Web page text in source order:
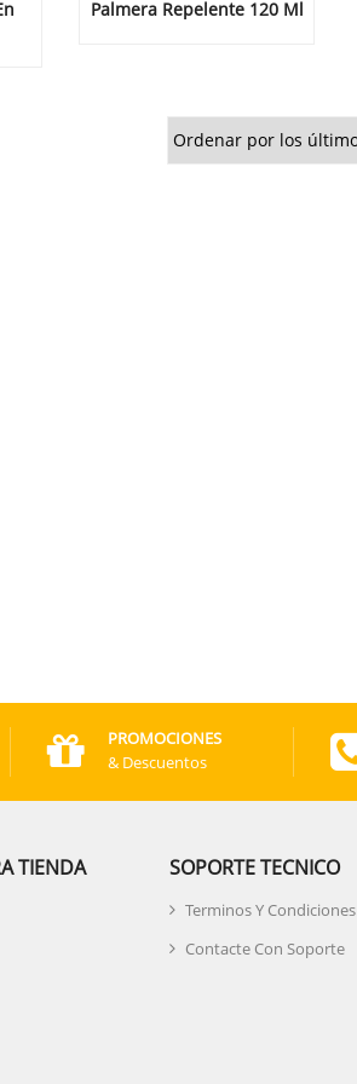
Palmera Repelente 120 Ml
PROMOCIONES
& Descuentos
TIENDA SOPORTE TECNICO
Terminos Y Condiciones
Contacte Con Soporte